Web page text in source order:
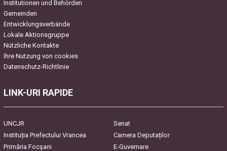
Institutionen und Behörden
Gemeinden
Entwicklungsverbände
Lokale Aktionsgruppe
Nützliche Kontakte
Ihre Nutzung von cookies
Datenschutz-Richtlinie
LINK-URI RAPIDE
UNCJR
Senat
Instituția Prefectului Vrancea
Camera Deputaților
Primăria Focşani
E-Guvernare